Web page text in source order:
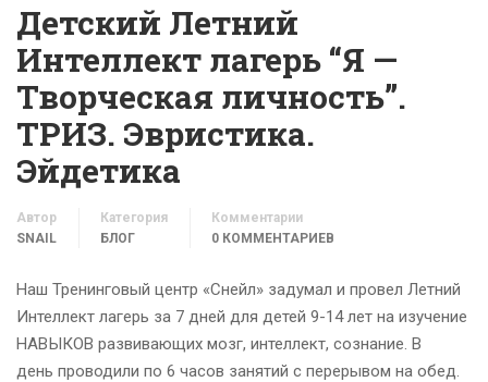
Детский Летний
Интеллект лагерь “Я —
Творческая личность”.
ТРИЗ. Эвристика.
Эйдетика
Автор
SNAIL
Категория
БЛОГ
Комментарии
0 КОММЕНТАРИЕВ
Наш Тренинговый центр «Снейл» задумал и провел Летний
Интеллект лагерь за 7 дней для детей 9-14 лет на изучение
НАВЫКОВ развивающих мозг, интеллект, сознание. В
день проводили по 6 часов занятий с перерывом на обед.